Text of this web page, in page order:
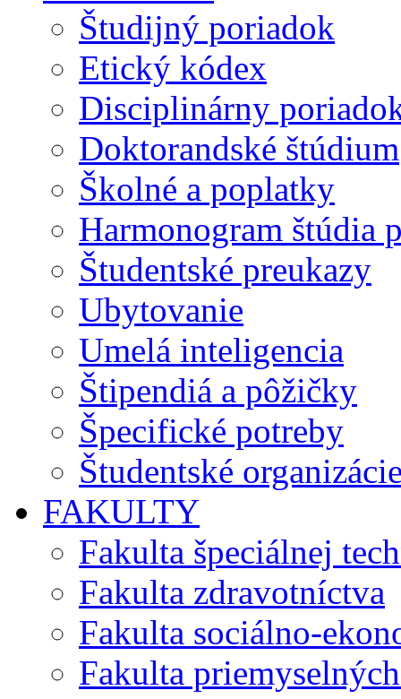
Študijný poriadok
Etický kódex
Disciplinárny
Doktorandské štúdium
Školné a poplatky
Harmonogram štúdia
Študentské preukazy
Ubytovanie
Umelá inteligencia
Štipendiá a pôžičky
Špecifické potreby
Študentské
FAKULTY
Fakulta špeciálnej
Fakulta zdravotníctva
Fakulta sociálno-
Fakulta